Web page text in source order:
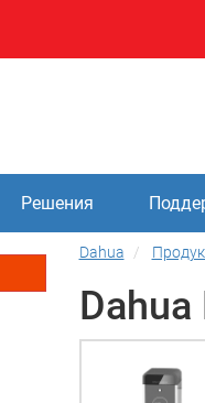
Решения
Dahua